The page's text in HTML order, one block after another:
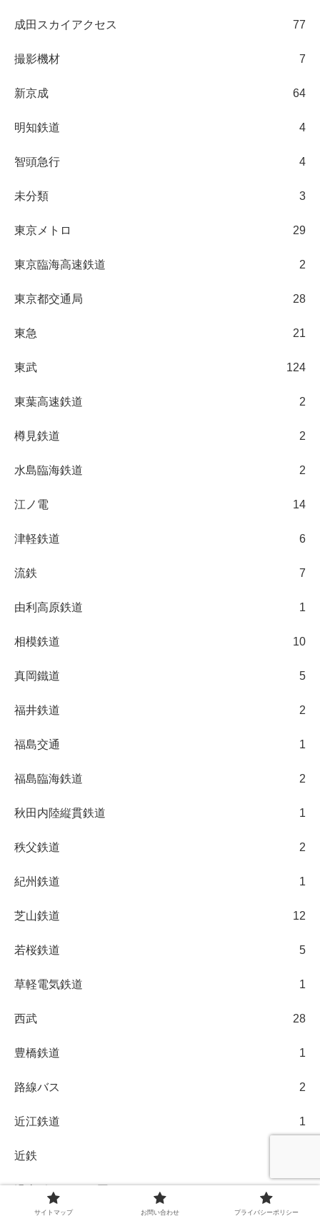
成田スカイアクセス 77
撮影機材 7
新京成 64
明知鉄道 4
智頭急行 4
未分類 3
東京メトロ 29
東京臨海高速鉄道 2
東京都交通局 28
東急 21
東武 124
東葉高速鉄道 2
樽見鉄道 2
水島臨海鉄道 2
江ノ電 14
津軽鉄道 6
流鉄 7
由利高原鉄道 1
相模鉄道 10
真岡鐵道 5
福井鉄道 2
福島交通 1
福島臨海鉄道 2
秋田内陸縦貫鉄道 1
秩父鉄道 2
紀州鉄道 1
芝山鉄道 12
若桜鉄道 5
草軽電気鉄道 1
西武 28
豊橋鉄道 1
路線バス 2
近江鉄道 1
近鉄
過去ポジ・JR四国
サイトマップ お問い合わせ プライバシーポリシー